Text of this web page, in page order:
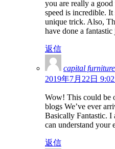
you are really a
speed is incredible. It
unique trick. Also,
have done a
返信
capital
2019年7月22日
Wow! This could be
blogs We’ve ever
Basically Fantastic. I
can understand your
返信